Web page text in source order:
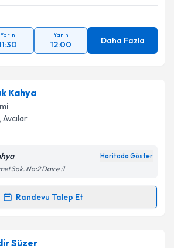
Yarın Yarın
12:00 Daha Fazla
Kahya
, Avcılar
Haritada Göster
Sok. No:2 Daire :1
Randevu Talep Et
Talebi
için randevu takvimi talebi oluşturun.
Süzer